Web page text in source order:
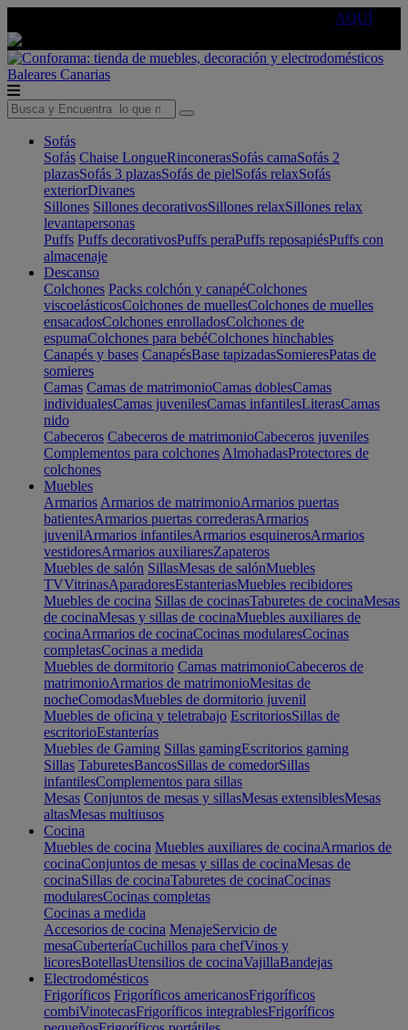
AQUÍ
Baleares Canarias
Sofás
Sofás Chaise LongueRinconerasSofás camaSofás 2
plazasSofás 3 plazasSofás de pielSofás relaxSofás
exteriorDivanes
Sillones Sillones decorativosSillones relaxSillones relax
levantapersonas
Puffs Puffs decorativosPuffs peraPuffs reposapiésPuffs con
almacenaje
Descanso
Colchones Packs colchón y canapéColchones
viscoelásticosColchones de muellesColchones de muelles
ensacadosColchones enrolladosColchones de
espumaColchones para bebéColchones hinchables
Canapés y bases CanapésBase tapizadasSomieresPatas de
somieres
Camas Camas de matrimonioCamas doblesCamas
individualesCamas juvenilesCamas infantilesLiterasCamas
nido
Cabeceros Cabeceros de matrimonioCabeceros juveniles
Complementos para colchones AlmohadasProtectores de
colchones
Muebles
Armarios Armarios de matrimonioArmarios puertas
batientesArmarios puertas correderasArmarios
juvenilArmarios infantilesArmarios esquinerosArmarios
vestidoresArmarios auxiliaresZapateros
Muebles de salón SillasMesas de salónMuebles
TVVitrinasAparadoresEstanteriasMuebles recibidores
Muebles de cocina Sillas de cocinasTaburetes de cocinaMesas
de cocinaMesas y sillas de cocinaMuebles auxiliares de
cocinaArmarios de cocinaCocinas modularesCocinas
completasCocinas a medida
Muebles de dormitorio Camas matrimonioCabeceros de
matrimonioArmarios de matrimonioMesitas de
nocheComodasMuebles de dormitorio juvenil
Muebles de oficina y teletrabajo EscritoriosSillas de
escritorioEstanterías
Muebles de Gaming Sillas gamingEscritorios gaming
Sillas TaburetesBancosSillas de comedorSillas
infantilesComplementos para sillas
Mesas Conjuntos de mesas y sillasMesas extensiblesMesas
altasMesas multiusos
Cocina
Muebles de cocina Muebles auxiliares de cocinaArmarios de
cocinaConjuntos de mesas y sillas de cocinaMesas de
cocinaSillas de cocinaTaburetes de cocinaCocinas
modularesCocinas completas
Cocinas a medida
Accesorios de cocina MenajeServicio de
mesaCuberteríaCuchillos para chefVinos y
licoresBotellasUtensilios de cocinaVajillaBandejas
Electrodomésticos
Frigoríficos Frigoríficos americanosFrigoríficos
combiVinotecasFrigoríficos integrablesFrigoríficos